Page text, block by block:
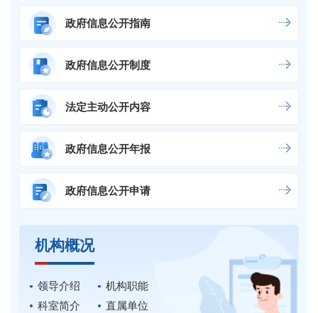
政府信息公开指南
政府信息公开制度
法定主动公开内容
政府信息公开年报
政府信息公开申请
机构概况
领导介绍
机构职能
科室简介
直属单位